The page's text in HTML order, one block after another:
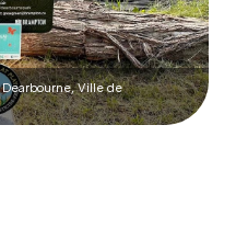
Ville de